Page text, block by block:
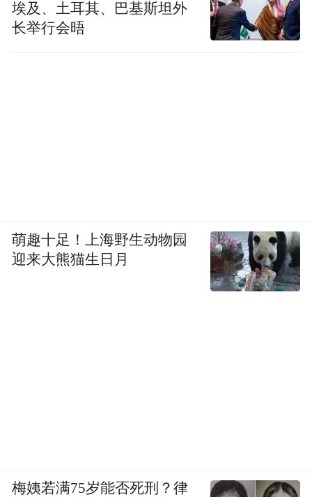
埃及、土耳其、巴基斯坦外
长举行会晤
萌趣十足！上海野生动物园
迎来大熊猫生日月
梅姨若满75岁能否死刑？律